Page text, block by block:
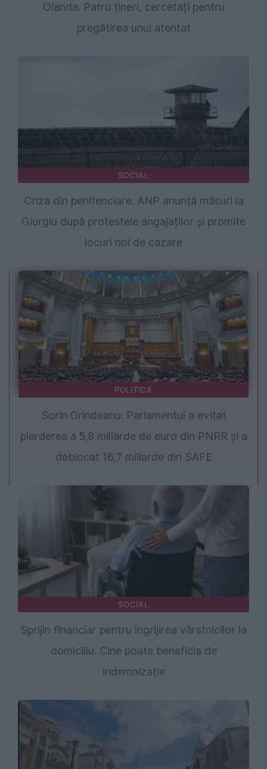
Olanda. Patru tineri, cercetați pentru
pregătirea unui atentat
SOCIAL
Criza din penitenciare. ANP anunță măsuri la
Giurgiu după protestele angajaților și promite
locuri noi de cazare
POLITICA
Sorin Grindeanu: Parlamentul a evitat
pierderea a 5,8 miliarde de euro din PNRR și a
deblocat 16,7 miliarde din SAFE
SOCIAL
Sprijin financiar pentru îngrijirea vârstnicilor la
domiciliu. Cine poate beneficia de
indemnizație